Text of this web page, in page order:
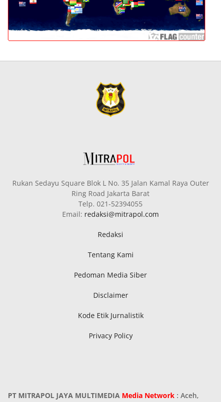
Rukan Sedayu Square Blok L No. 35 Jalan Kamal Raya Outer
Ring Road Jakarta Barat
Telp. 021-52394055
Email: redaksi@mitrapol.com
Redaksi
Tentang Kami
Pedoman Media Siber
Disclaimer
Kode Etik Jurnalistik
Privacy Policy
PT MITRAPOL JAYA MULTIMEDIA Media Network : Aceh,